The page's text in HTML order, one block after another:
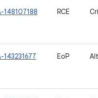
148107188 RCE
143231677 EoP